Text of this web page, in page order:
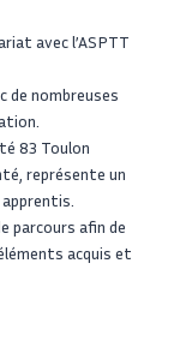
avec l’ASPTT
de nombreuses
83 Toulon
représente un
parcours afin de
acquis et